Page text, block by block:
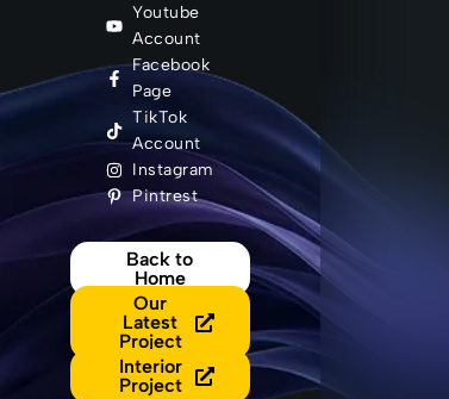
Youtube
Account
Facebook
Page
TikTok
Account
Instagram
Pintrest
Back to
Home
Our
Latest
Project
Interior
Project